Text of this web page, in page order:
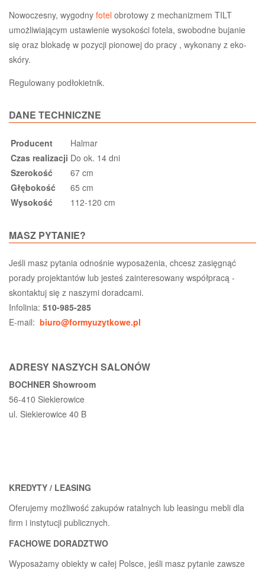
Nowoczesny, wygodny fotel obrotowy z mechanizmem TILT
umożliwiającym ustawienie wysokości fotela, swobodne bujanie
się oraz blokadę w pozycji pionowej do pracy , wykonany z eko-
skóry.
Regulowany podłokietnik.
DANE TECHNICZNE
Producent
Halmar
Czas realizacji Do ok. 14 dni
Szerokość
67 cm
Głębokość
65 cm
Wysokość
112-120 cm
MASZ PYTANIE?
Jeśli masz pytania odnośnie wyposażenia, chcesz zasięgnąć
porady projektantów lub jesteś zainteresowany współpracą -
skontaktuj się z naszymi doradcami.
Infolinia: 510-985-285
E-mail: biuro@formyuzytkowe.pl
ADRESY NASZYCH SALONÓW
BOCHNER Showroom
56-410 Siekierowice
ul. Siekierowice 40 B
KREDYTY / LEASING
Oferujemy możliwość zakupów ratalnych lub leasingu mebli dla
firm i instytucji publicznych.
FACHOWE DORADZTWO
Wyposażamy obiekty w całej Polsce, jeśli masz pytanie zawsze